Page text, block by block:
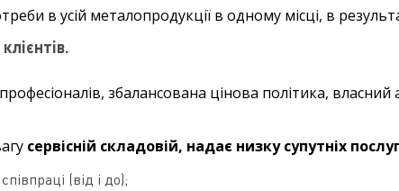
в усій металопродукції в одному місці, в
збалансована цінова політика,
сервісній складовій, надає низку супутніх послуг
(від і до);